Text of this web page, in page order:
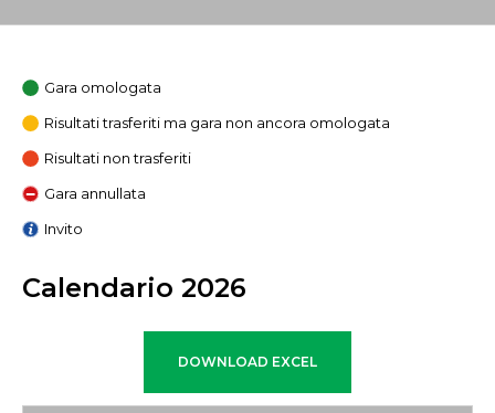
Gara omologata
Risultati trasferiti ma gara non ancora omologata
Risultati non trasferiti
Gara annullata
Invito
Calendario 2026